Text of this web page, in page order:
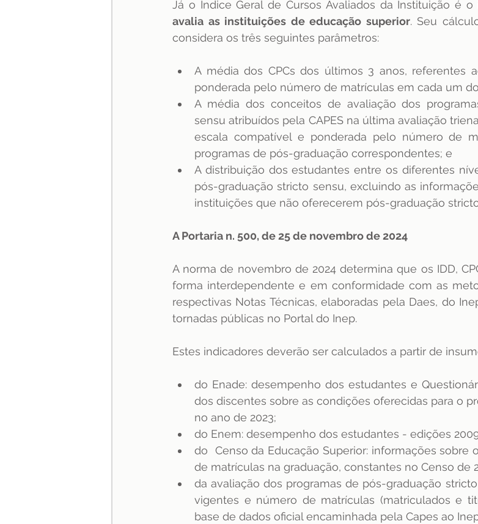
avalia as instituições de educação superior. Seu
considera os três seguintes parâmetros:
A média dos CPCs dos últimos 3 anos, referentes
ponderada pelo número de matrículas em cada um
A média dos conceitos de avaliação dos
sensu atribuídos pela CAPES na última avaliação
escala compatível e ponderada pelo número de
programas de pós-graduação correspondentes; e
A distribuição dos estudantes entre os diferentes
pós-graduação stricto sensu, excluindo as
instituições que não oferecerem pós-graduação
A Portaria n. 500, de 25 de novembro de 2024
A norma de novembro de 2024 determina que os IDD,
forma interdependente e em conformidade com as
respectivas Notas Técnicas, elaboradas pela Daes, do
tornadas públicas no Portal do Inep.
Estes indicadores deverão ser calculados a partir de
do Enade: desempenho dos estudantes e
dos discentes sobre as condições oferecidas para o
no ano de 2023;
do Enem: desempenho dos estudantes - edições
do  Censo da Educação Superior: informações
de matrículas na graduação, constantes no Censo de
da avaliação dos programas de pós-graduação
vigentes e número de matrículas (matriculados e
base de dados oficial encaminhada pela Capes ao